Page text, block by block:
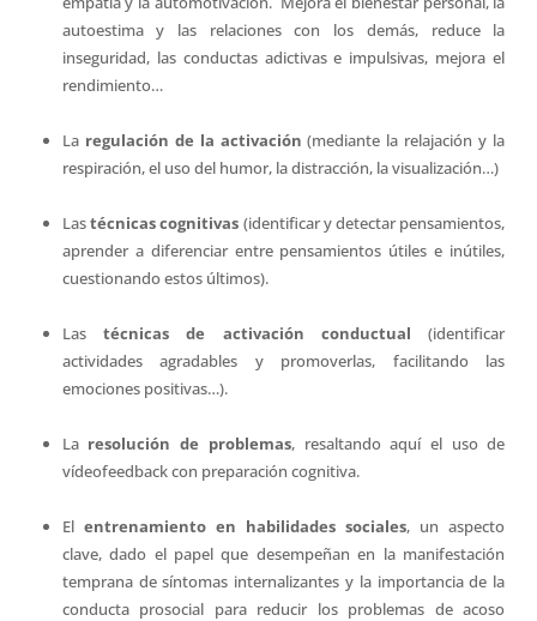
autoestima y las relaciones con los demás, reduce la
inseguridad, las conductas adictivas e impulsivas, mejora el
rendimiento…
La regulación de la activación (mediante la relajación y la
respiración, el uso del humor, la distracción, la visualización…)
Lastécnicas cognitivas (identificar y detectar pensamientos,
aprender a diferenciar entre pensamientos útiles e inútiles,
cuestionando estos últimos).
Lastécnicas de activación conductual (identificar
actividades agradables y promoverlas, facilitando las
emociones positivas…).
La resolución de problemas, resaltando aquí el uso de
vídeofeedback con preparación cognitiva.
El entrenamiento en habilidades sociales, un aspecto
clave, dado el papel que desempeñan en la manifestación
temprana de síntomas internalizantes y la importancia de la
conducta prosocial para reducir los problemas de acoso